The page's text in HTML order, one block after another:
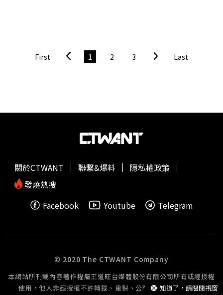
健康。3去–去肉皮、去肥油、去焦黑： 去肉皮：肉類的皮
儘可能少吃，降低熱量的攝取。去肥油：肉質偏肥的部分，
焦黑：美國國家癌症研究所指出，在高溫表面上燒烤的肉
隨而附在食物表面，若燒烤食物表面有焦黑現象，建議切除
率大腸癌是最可預防的癌症之一，為有效預防大腸癌，除要
健康飲食、規律運動外，定期篩檢也很重要，國健署署長吳
昭軍表示，50－74歲的民眾透過定期每2年做1次糞便潛血
國健署再次呼籲，感恩節聚餐民眾可多用當季新鮮食材，增
而50－74歲民眾應多加利用國健署補助每2年1次的糞便潛
離大腸癌的威脅。
現、積極治療，加上年輕女性罹癌易轉移、擴散速度快，患
者普遍預後也較差。亞洲人停經前就罹患乳癌的比率較歐美
可透過區分亞型，對症下藥。對於不同型別的癌細胞基因突
化。7成為荷爾蒙陽性 年輕型乳癌5大特性三軍總醫院一般
外科主治醫師馮安捷表示，根據癌細胞受體對不同激素表
性乳癌病患。年輕型乳癌的5大特性包括：約70％為荷爾蒙
受體陽性腫瘤較大，惡性度高不易診斷初診斷為晚期比例約
癌治療方式包括手術、化療、免疫治療、標靶治療還有荷爾
荷爾蒙療法，抑制生長週期不受控制且異常快速分裂的癌細
胞，副作相對較低。此治療方式獲得美國國家癌症
（NCCN）治療指引方式推薦，並經由歐洲腫瘤醫學會
（ESMO）評比生活品質提升及整體存活期延長。過半數患
First 1 2 3 Last
知道了，請關閉視窗
關於CTWANT 聯繫&爆料
隱私權政策
發燒熱搜
Facebook
Youtube Telegram
© 2020 The CTWANT Company
本網站所刊載內容著作權屬王道旺台媒體股份有限公司所有或經授權
使用，他人非經授權不許轉載、重製、公開播送或公開傳輸。